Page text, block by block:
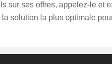
sur ses offres, appelez-le et
la solution la plus optimale